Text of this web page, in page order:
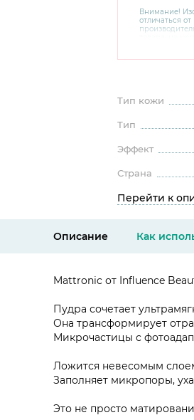
Внимание!
отличаться
Тип кожи
Тип
Эффект
Страна
Перейти к
Описание Как
Mattronic от Influence
Пудра сочетает
Она трансформирует
Микрочастицы с
Ложится невесомым
Заполняет микропоры,
Это не просто